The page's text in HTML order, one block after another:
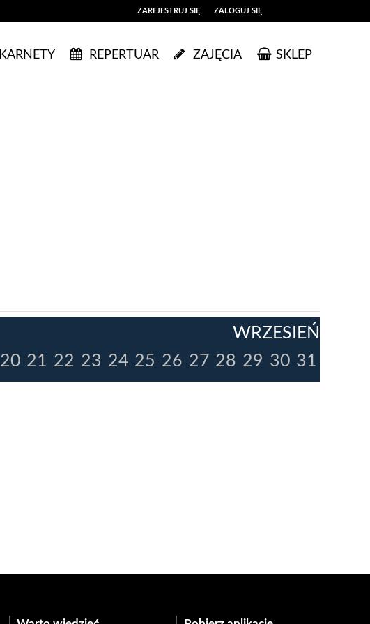
ZAREJESTRUJ SIĘ ZALOGUJ SIĘ
0,00
KARNETY REPERTUAR ZAJĘCIA SKLEP
WRZESIEŃ
20 21 22 23 24 25 26 27 28 29 30 31